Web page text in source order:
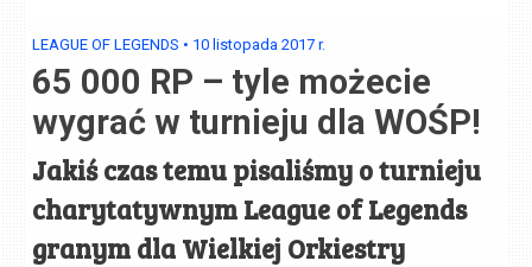
LEAGUE OF LEGENDS • 10 listopada 2017 r.
65 000 RP – tyle możecie
wygrać w turnieju dla WOŚP!
Jakiś czas temu pisaliśmy o turnieju
charytatywnym League of Legends
granym dla Wielkiej Orkiestry